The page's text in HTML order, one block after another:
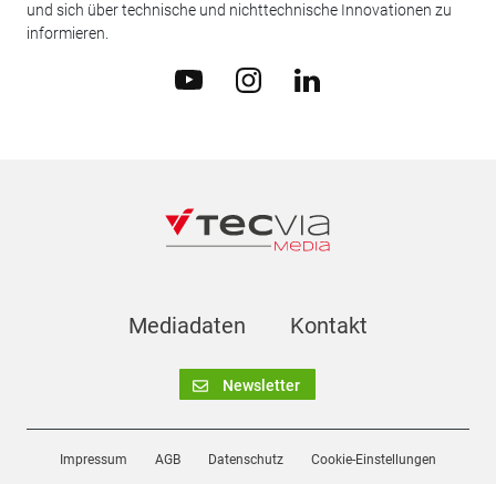
und sich über technische und nichttechnische Innovationen zu
informieren.
Mediadaten Kontakt
Newsletter
Impressum AGB Datenschutz Cookie-Einstellungen